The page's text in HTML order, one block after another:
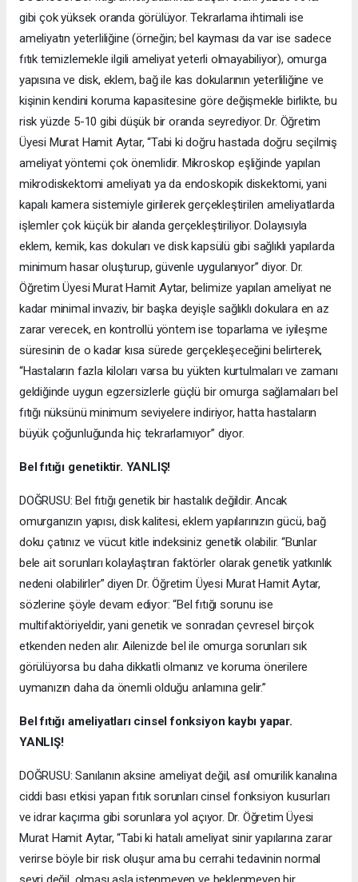
gibi çok yüksek oranda görülüyor. Tekrarlama ihtimali ise
ameliyatın yeterliliğine (örneğin; bel kayması da var ise sadece
fıtık temizlemekle ilgili ameliyat yeterli olmayabiliyor), omurga
yapısına ve disk, eklem, bağ ile kas dokularının yeterliliğine ve
kişinin kendini koruma kapasitesine göre değişmekle birlikte, bu
risk yüzde 5-10 gibi düşük bir oranda seyrediyor. Dr. Öğretim
Üyesi Murat Hamit Aytar, “Tabi ki doğru hastada doğru seçilmiş
ameliyat yöntemi çok önemlidir. Mikroskop eşliğinde yapılan
mikrodiskektomi ameliyatı ya da endoskopik diskektomi, yani
kapalı kamera sistemiyle girilerek gerçekleştirilen ameliyatlarda
işlemler çok küçük bir alanda gerçekleştiriliyor. Dolayısıyla
eklem, kemik, kas dokuları ve disk kapsülü gibi sağlıklı yapılarda
minimum hasar oluşturup, güvenle uygulanıyor” diyor. Dr.
Öğretim Üyesi Murat Hamit Aytar, belimize yapılan ameliyat ne
kadar minimal invaziv, bir başka deyişle sağlıklı dokulara en az
zarar verecek, en kontrollü yöntem ise toparlama ve iyileşme
süresinin de o kadar kısa sürede gerçekleşeceğini belirterek,
“Hastaların fazla kiloları varsa bu yükten kurtulmaları ve zamanı
geldiğinde uygun egzersizlerle güçlü bir omurga sağlamaları bel
fıtığı nüksünü minimum seviyelere indiriyor, hatta hastaların
büyük çoğunluğunda hiç tekrarlamıyor” diyor.
Bel fıtığı genetiktir. YANLIŞ!
DOĞRUSU: Bel fıtığı genetik bir hastalık değildir. Ancak
omurganızın yapısı, disk kalitesi, eklem yapılarınızın gücü, bağ
doku çatınız ve vücut kitle indeksiniz genetik olabilir. “Bunlar
bele ait sorunları kolaylaştıran faktörler olarak genetik yatkınlık
nedeni olabilirler” diyen Dr. Öğretim Üyesi Murat Hamit Aytar,
sözlerine şöyle devam ediyor: “Bel fıtığı sorunu ise
multifaktöriyeldir, yani genetik ve sonradan çevresel birçok
etkenden neden alır. Ailenizde bel ile omurga sorunları sık
görülüyorsa bu daha dikkatli olmanız ve koruma önerilere
uymanızın daha da önemli olduğu anlamına gelir.”
Bel fıtığı ameliyatları cinsel fonksiyon kaybı yapar.
YANLIŞ!
DOĞRUSU: Sanılanın aksine ameliyat değil, asıl omurilik kanalına
ciddi bası etkisi yapan fıtık sorunları cinsel fonksiyon kusurları
ve idrar kaçırma gibi sorunlara yol açıyor. Dr. Öğretim Üyesi
Murat Hamit Aytar, “Tabi ki hatalı ameliyat sinir yapılarına zarar
verirse böyle bir risk oluşur ama bu cerrahi tedavinin normal